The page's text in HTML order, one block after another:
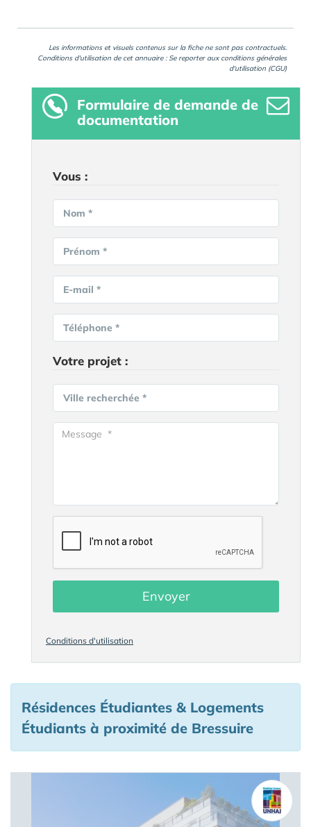
Les informations et visuels contenus sur la fiche ne sont pas contractuels.
Conditions d'utilisation de cet annuaire : Se reporter aux conditions générales
d'utilisation (CGU)
Formulaire de demande de
documentation
Vous :
Nom *
Prénom *
E-mail *
Téléphone *
Votre projet :
Ville recherchée *
Envoyer
Conditions d'utilisation
Résidences Étudiantes & Logements
Étudiants à proximité de Bressuire